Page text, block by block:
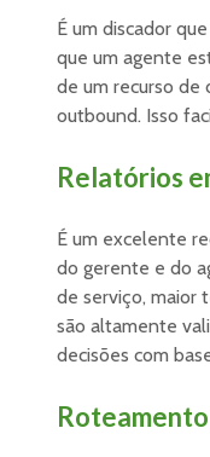
É um discador
que um agente
de um recurso de
outbound. Isso
Relatórios
É um excelente
do gerente e do
de serviço, maior
são altamente
decisões com